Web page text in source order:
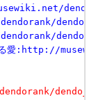
ける愛:http://